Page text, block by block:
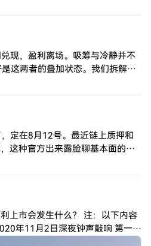
了财务资
中的重要里
个独特作
布，承诺通
加密货币的
场常见的自
（$MFER）的
生态系统
集体投资和
。但越是这种时候，还愿意留在
现，盈利离场。吸筹与冷静并不
这两者的叠加状态。我们拆解短
反复测试但低点不断抬高，这是
定在8月12号。最近链上质押和
这种官方出来露脸聊基本面的动
或者发点利好预热。 行情这块我
上市会发生什么？ 注：以下内容
年11月2日深夜钟声敲响 第一
公司内部 1 万多名员工持有大量